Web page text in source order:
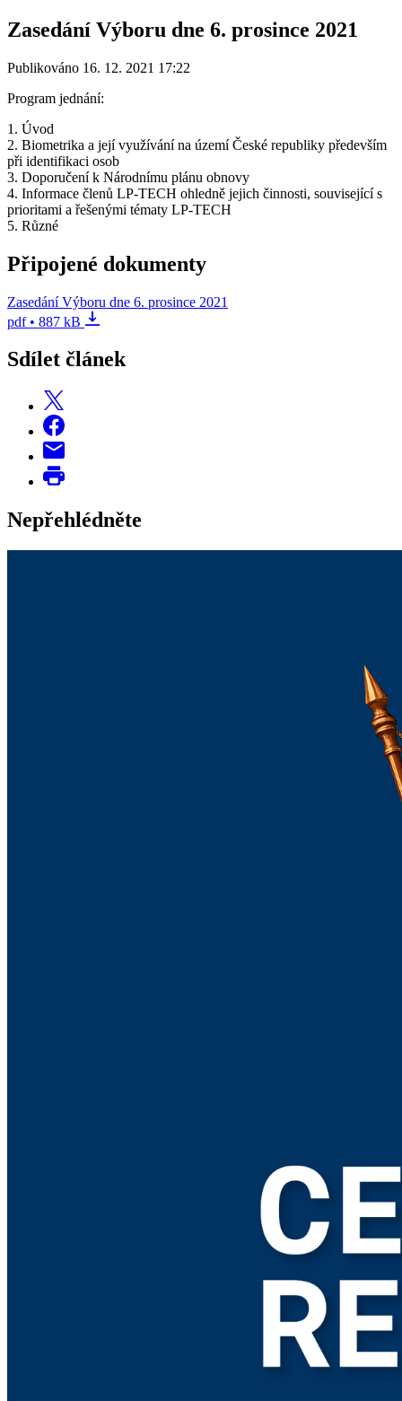
Zasedání Výboru dne 6. prosince 2021
Publikováno 16. 12. 2021 17:22
Program jednání:
1. Úvod
2. Biometrika a její využívání na území České republiky především
při identifikaci osob
3. Doporučení k Národnímu plánu obnovy
4. Informace členů LP-TECH ohledně jejich činnosti, související s
prioritami a řešenými tématy LP-TECH
5. Různé
Připojené dokumenty
Zasedání Výboru dne 6. prosince 2021
pdf • 887 kB
Sdílet článek
Nepřehlédněte